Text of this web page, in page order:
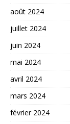
août 2024
juillet 2024
juin 2024
mai 2024
avril 2024
mars 2024
février 2024